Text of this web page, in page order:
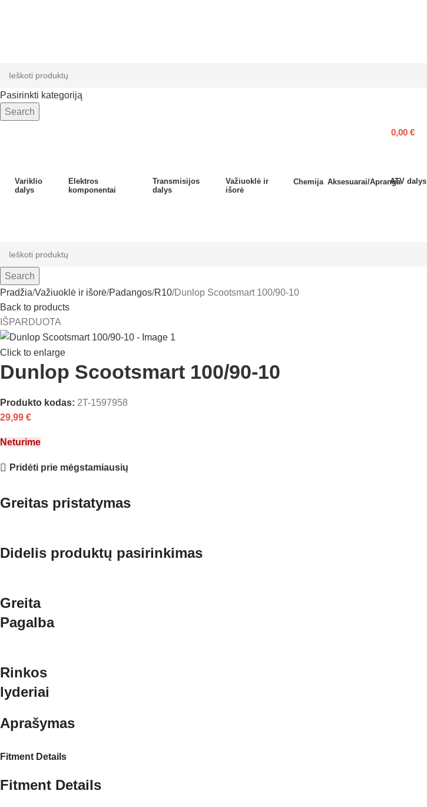
Pasirinkti kategoriją
Search
0,00 €
Variklio
dalys
Elektros
komponentai
Transmisijos
dalys
Važiuoklė ir
išorė
Chemija Aksesuarai/AprangaATV dalys
Search
Pradžia Važiuoklė ir išorė Padangos R10 Dunlop Scootsmart 100/90-10
Back to products
IŠPARDUOTA
Click to enlarge
Dunlop Scootsmart 100/90-10
Produkto kodas: 2T-1597958
29,99 €
Neturime
Pridėti prie mėgstamiausių
Greitas pristatymas
Didelis produktų pasirinkimas
Greita
Pagalba
Rinkos
lyderiai
Aprašymas
Fitment Details
Fitment Details